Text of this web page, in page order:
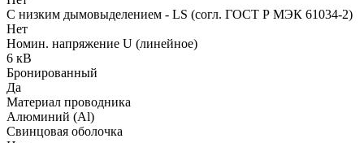
С низким дымовыделением - LS (согл. ГОСТ Р МЭК 61034-2)
Нет
Номин. напряжение U (линейное)
6 кВ
Бронированный
Да
Материал проводника
Алюминий (Al)
Свинцовая оболочка